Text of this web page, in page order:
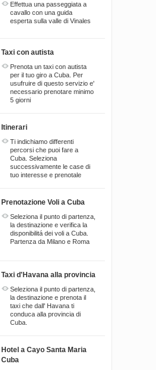
Effettua una passeggiata a
cavallo con una guida
esperta sulla valle di Vinales
Taxi con autista
Prenota un taxi con autista
per il tuo giro a Cuba. Per
usufruire di questo servizio e'
necessario prenotare minimo
5 giorni
Itinerari
Ti indichiamo differenti
percorsi che puoi fare a
Cuba. Seleziona
successivamente le case di
tuo interesse e prenotale
Prenotazione Voli a Cuba
Seleziona il punto di partenza,
la destinazione e verifica la
disponibilitá dei voli a Cuba.
Partenza da Milano e Roma
Taxi d'Havana alla provincia
Seleziona il punto di partenza,
la destinazione e prenota il
taxi che dall' Havana ti
conduca alla provincia di
Cuba.
Hotel a Cayo Santa Maria
Cuba